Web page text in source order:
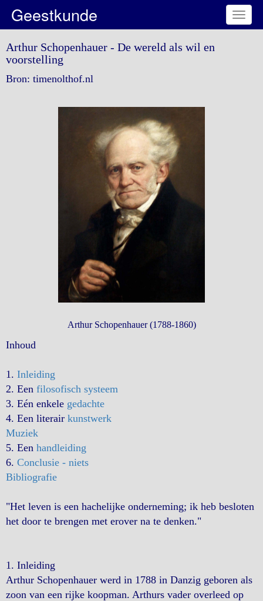
Toggle
Geestkunde
Arthur Schopenhauer - De wereld als wil en
voorstelling
Bron: timenolthof.nl
Arthur Schopenhauer (1788-1860)
Inhoud
1. Inleiding
2. Een filosofisch systeem
3. Eén enkele gedachte
4. Een literair kunstwerk
Muziek
5. Een handleiding
6. Conclusie - niets
Bibliografie
"Het leven is een hachelijke onderneming; ik heb besloten
het door te brengen met erover na te denken."
1. Inleiding
Arthur Schopenhauer werd in 1788 in Danzig geboren als
zoon van een rijke koopman. Arthurs vader overleed op